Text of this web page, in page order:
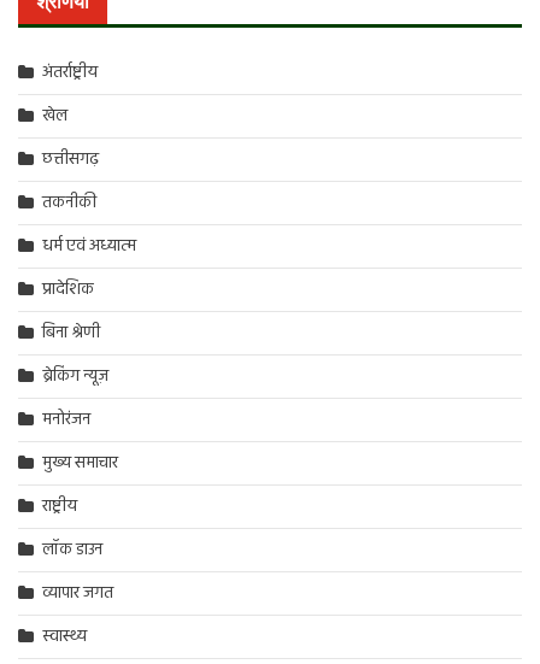
अंतर्राष्ट्रीय
खेल
छत्तीसगढ़
तकनीकी
धर्म एवं अध्यात्म
प्रादेशिक
बिना श्रेणी
ब्रेकिंग न्यूज़
मनोरंजन
मुख्य समाचार
राष्ट्रीय
लॉक डाउन
व्यापार जगत
स्वास्थ्य